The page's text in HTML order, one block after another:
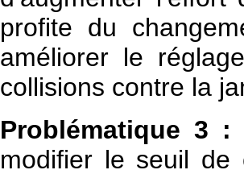
profite du
améliorer le
collisions contre la
Problématique 3 :
modifier le seuil de